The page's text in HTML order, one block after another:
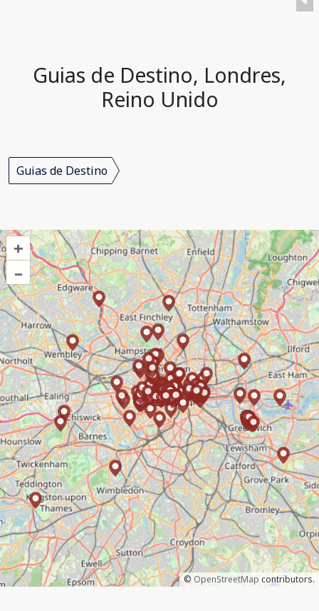
Guias de Destino, Londres,
Reino Unido
Guias de Destino
+
–
© OpenStreetMap contributors.